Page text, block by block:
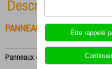
Description
PANNEAUX DOUCHE NU ou
Panneaux douche inviolable prêt à